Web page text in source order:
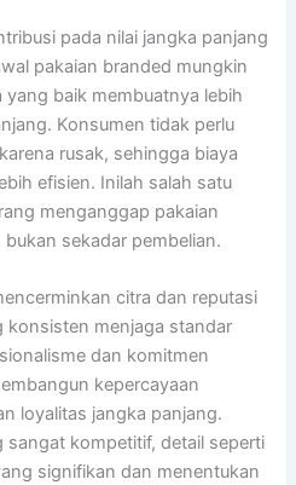
pada nilai jangka panjang
pakaian branded mungkin
baik membuatnya lebih
Konsumen tidak perlu
rusak, sehingga biaya
efisien. Inilah salah satu
menganggap pakaian
sekadar pembelian.
citra dan reputasi
konsisten menjaga standar
dan komitmen
kepercayaan
loyalitas jangka panjang.
sangat kompetitif, detail seperti
signifikan dan menentukan